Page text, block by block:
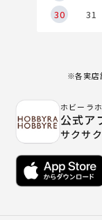
30
31
※各実店
ホビーラ
公式ア
サクサ